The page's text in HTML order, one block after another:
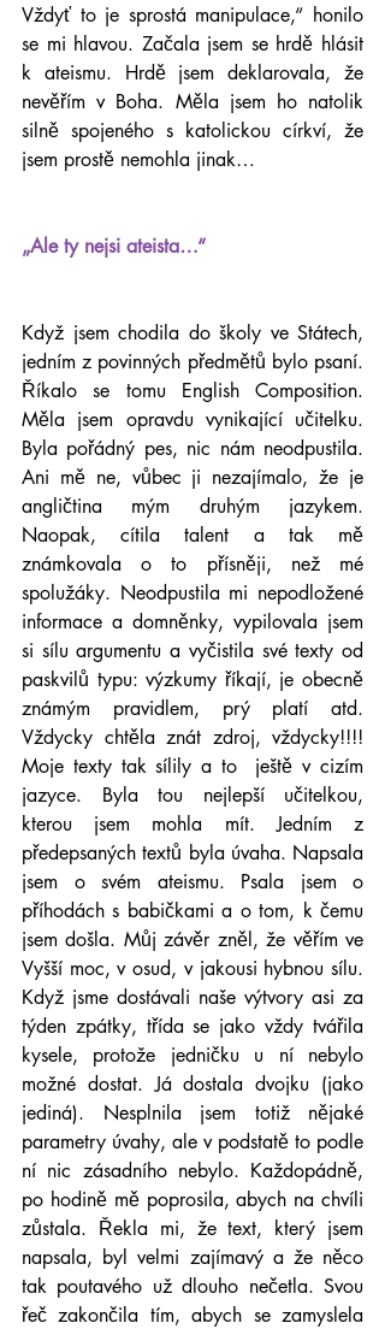
Vždyť to je sprostá manipulace,“ honilo
se mi hlavou. Začala jsem se hrdě hlásit
k ateismu. Hrdě jsem deklarovala, že
nevěřím v Boha. Měla jsem ho natolik
silně spojeného s katolickou církví, že
jsem prostě nemohla jinak…
„Ale ty nejsi ateista…“
Když jsem chodila do školy ve Státech,
jedním z povinných předmětů bylo psaní.
Říkalo se tomu English Composition.
Měla jsem opravdu vynikající učitelku.
Byla pořádný pes, nic nám neodpustila.
Ani mě ne, vůbec ji nezajímalo, že je
angličtina mým druhým jazykem.
Naopak, cítila talent a tak mě
známkovala o to přísněji, než mé
spolužáky. Neodpustila mi nepodložené
informace a domněnky, vypilovala jsem
si sílu argumentu a vyčistila své texty od
paskvilů typu: výzkumy říkají, je obecně
známým pravidlem, prý platí atd.
Vždycky chtěla znát zdroj, vždycky!!!!
Moje texty tak sílily a to  ještě v cizím
jazyce. Byla tou nejlepší učitelkou,
kterou jsem mohla mít. Jedním z
předepsaných textů byla úvaha. Napsala
jsem o svém ateismu. Psala jsem o
příhodách s babičkami a o tom, k čemu
jsem došla. Můj závěr zněl, že věřím ve
Vyšší moc, v osud, v jakousi hybnou sílu.
Když jsme dostávali naše výtvory asi za
týden zpátky, třída se jako vždy tvářila
kysele, protože jedničku u ní nebylo
možné dostat. Já dostala dvojku (jako
jediná). Nesplnila jsem totiž nějaké
parametry úvahy, ale v podstatě to podle
ní nic zásadního nebylo. Každopádně,
po hodině mě poprosila, abych na chvíli
zůstala. Řekla mi, že text, který jsem
napsala, byl velmi zajímavý a že něco
tak poutavého už dlouho nečetla. Svou
řeč zakončila tím, abych se zamyslela